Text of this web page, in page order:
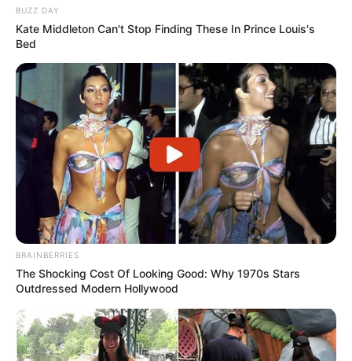
BUZZ DAY
Kate Middleton Can't Stop Finding These In Prince Louis's
Bed
BRAINBERRIES
The Shocking Cost Of Looking Good: Why 1970s Stars
Outdressed Modern Hollywood